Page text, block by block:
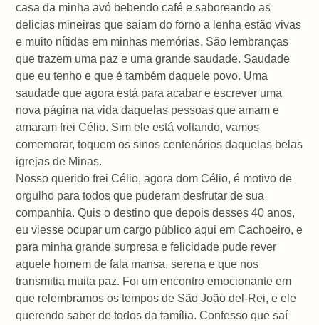
casa da minha avó bebendo café e saboreando as
delicias mineiras que saiam do forno a lenha estão vivas
e muito nítidas em minhas memórias. São lembranças
que trazem uma paz e uma grande saudade. Saudade
que eu tenho e que é também daquele povo. Uma
saudade que agora está para acabar e escrever uma
nova página na vida daquelas pessoas que amam e
amaram frei Célio. Sim ele está voltando, vamos
comemorar, toquem os sinos centenários daquelas belas
igrejas de Minas.
Nosso querido frei Célio, agora dom Célio, é motivo de
orgulho para todos que puderam desfrutar de sua
companhia. Quis o destino que depois desses 40 anos,
eu viesse ocupar um cargo público aqui em Cachoeiro, e
para minha grande surpresa e felicidade pude rever
aquele homem de fala mansa, serena e que nos
transmitia muita paz. Foi um encontro emocionante em
que relembramos os tempos de São João del-Rei, e ele
querendo saber de todos da família. Confesso que saí